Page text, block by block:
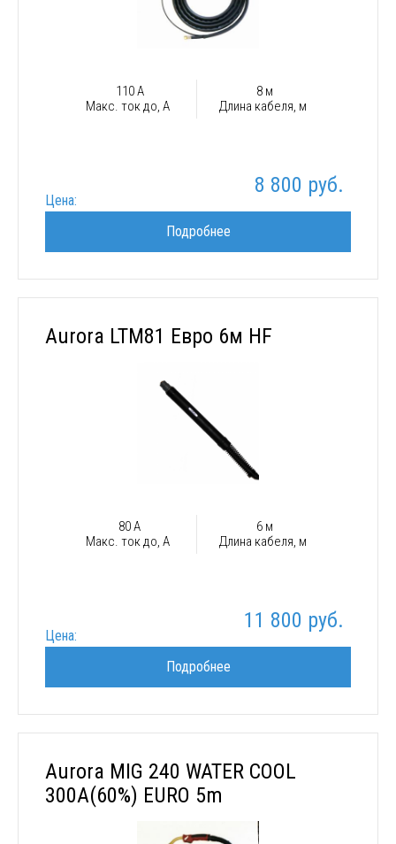
110 А
Макс. ток до, А
8 м
Длина кабеля, м
Цена:
8 800 руб.
Подробнее
Aurora LTM81 Евро 6м HF
80 А
Макс. ток до, А
6 м
Длина кабеля, м
Цена:
11 800 руб.
Подробнее
Aurora MIG 240 WATER COOL
300A(60%) EURO 5m